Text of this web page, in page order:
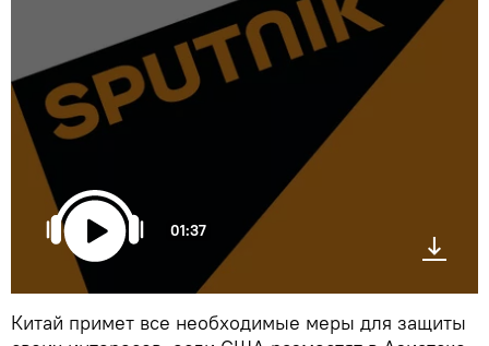
01:37
Китай примет все необходимые меры для защиты